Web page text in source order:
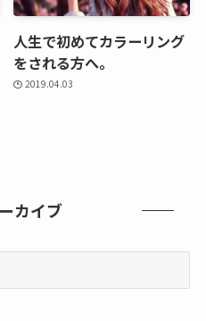
人生で初めてカラーリング
をされる方へ。
2019.04.03
カイブ